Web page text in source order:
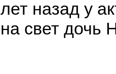
лет назад у
на свет дочь